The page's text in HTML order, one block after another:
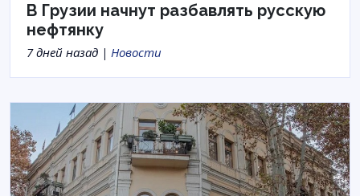
В Грузии начнут разбавлять русскую
нефтянку
7 дней назад | Новости